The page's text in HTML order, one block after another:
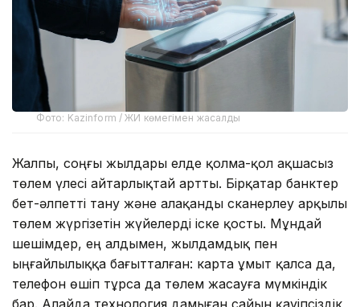
Фото: Kazinform / ЖИ көмегімен жасалды
Жалпы, соңғы жылдары елде қолма-қол ақшасыз
төлем үлесі айтарлықтай артты. Бірқатар банктер
бет-әлпетті тану және алақанды сканерлеу арқылы
төлем жүргізетін жүйелерді іске қосты. Мұндай
шешімдер, ең алдымен, жылдамдық пен
ыңғайлылыққа бағытталған: карта ұмыт қалса да,
телефон өшіп тұрса да төлем жасауға мүмкіндік
бар. Алайда технология дамыған сайын қауіпсіздік